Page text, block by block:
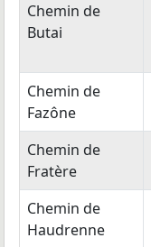
Chemin de
Butai
Chemin de
Fazône
Chemin de
Fratère
Chemin de
Haudrenne